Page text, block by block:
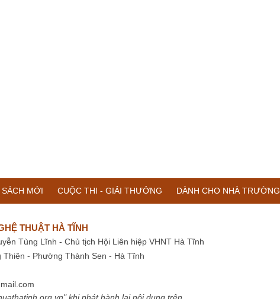
MỚI CUỘC THI - GIẢI THƯỞNG DÀNH CHO NHÀ TRƯỜNG
THUẬT HÀ TĨNH
Tùng Lĩnh - Chủ tịch Hội Liên hiệp VHNT Hà Tĩnh
- Phường Thành Sen - Hà Tĩnh